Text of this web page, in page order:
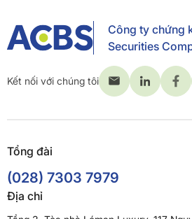
Công ty chứng
Securities
Kết nối với chúng tôi
Tổng đài
(028) 7303 7979
Địa chỉ